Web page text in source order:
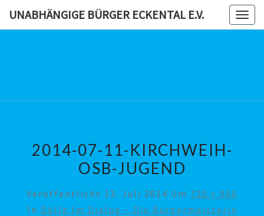
UNABHÄNGIGE BÜRGER ECKENTAL E.V.
2014-07-11-KIRCHWEIH-
OSB-JUGEND
Veröffentlicht 13. Juli 2014 Um 720 × 960
In Dölle Im Dialog – Die Bürgermeisterin